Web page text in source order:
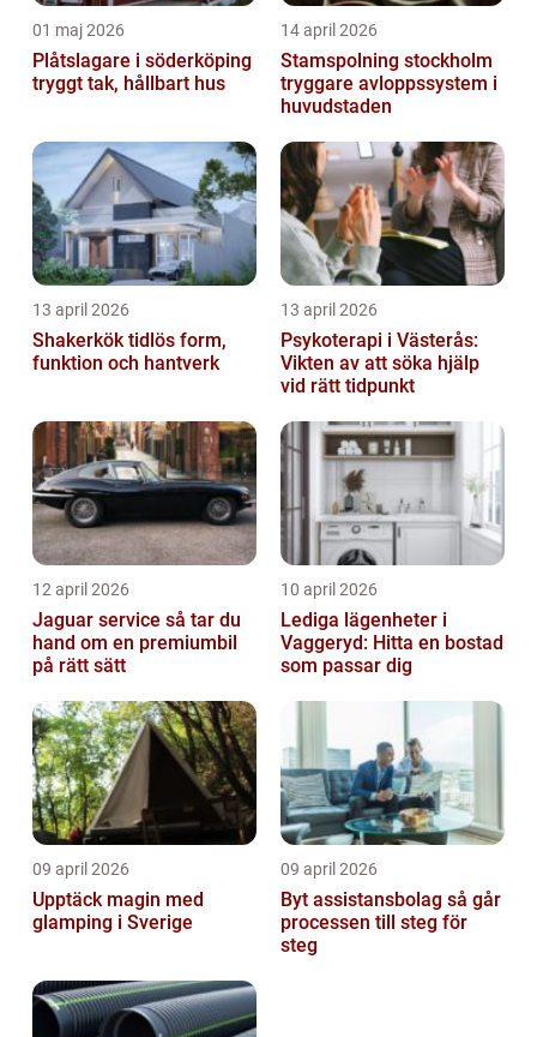
01 maj 2026
Plåtslagare i söderköping
tryggt tak, hållbart hus
14 april 2026
Stamspolning stockholm
tryggare avloppssystem i
huvudstaden
13 april 2026
Shakerkök tidlös form,
funktion och hantverk
13 april 2026
Psykoterapi i Västerås:
Vikten av att söka hjälp
vid rätt tidpunkt
12 april 2026
Jaguar service så tar du
hand om en premiumbil
på rätt sätt
10 april 2026
Lediga lägenheter i
Vaggeryd: Hitta en bostad
som passar dig
09 april 2026
Upptäck magin med
glamping i Sverige
09 april 2026
Byt assistansbolag så går
processen till steg för
steg